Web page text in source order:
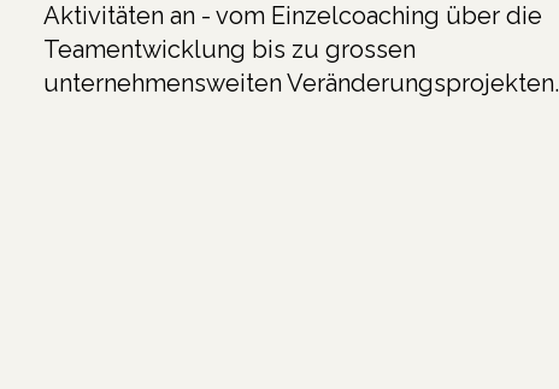
Aktivitäten an - vom Einzelcoaching über die
Teamentwicklung bis zu grossen
unternehmensweiten Veränderungsprojekten.